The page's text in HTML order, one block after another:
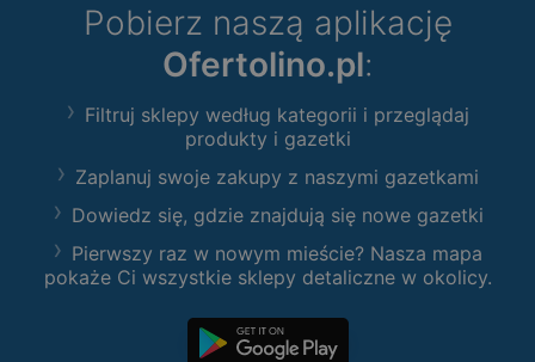
Pobierz naszą aplikację
Ofertolino.pl:
Filtruj sklepy według kategorii i przeglądaj
produkty i gazetki
Zaplanuj swoje zakupy z naszymi gazetkami
Dowiedz się, gdzie znajdują się nowe gazetki
Pierwszy raz w nowym mieście? Nasza mapa
pokaże Ci wszystkie sklepy detaliczne w okolicy.